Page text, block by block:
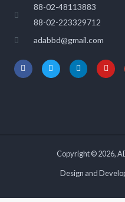
88-02-48113883
88-02-223329712
adabbd@gmail.com
Copyright © 2026,
Design and